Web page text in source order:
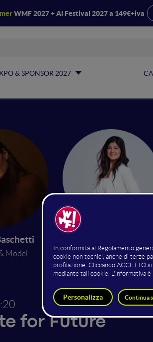
WMF 2027 + AI Festival 2027 a 149€+iva
& SPONSOR 2027
Model
Digital Strategist & Social
Manager
Basilico
for Future